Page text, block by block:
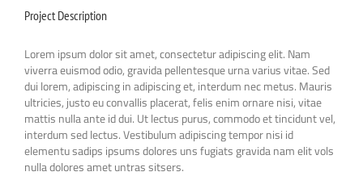
Project Description
Lorem ipsum dolor sit amet, consectetur adipiscing elit. Nam
viverra euismod odio, gravida pellentesque urna varius vitae. Sed
dui lorem, adipiscing in adipiscing et, interdum nec metus. Mauris
ultricies, justo eu convallis placerat, felis enim ornare nisi, vitae
mattis nulla ante id dui. Ut lectus purus, commodo et tincidunt vel,
interdum sed lectus. Vestibulum adipiscing tempor nisi id
elementu sadips ipsums dolores uns fugiats gravida nam elit vols
nulla dolores amet untras sitsers.